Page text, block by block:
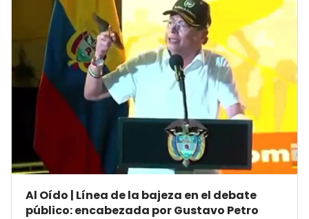
Al Oído | Línea de la bajeza en el debate
público: encabezada por Gustavo Petro